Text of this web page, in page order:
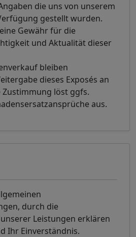
die uns von unserem
gestellt wurden.
Gewähr für die
und Aktualität dieser
bleiben
dieses Exposés an
löst ggfs.
aus.
durch die
Leistungen erklären
Ihr Einverständnis.